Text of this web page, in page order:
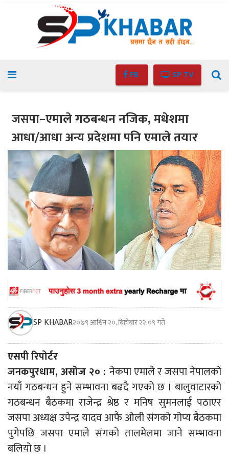
FB SP TV
जसपा–एमाले गठबन्धन नजिक, मधेशमा
आधा/आधा अन्य प्रदेशमा पनि एमाले तयार
SP KHABAR२०७९ आश्विन २०, बिहीबार २२:०९ गते
एसपी रिपोर्टर
जनकपुरधाम, असोज २० : नेकपा एमाले र जसपा नेपालको
नयाँ गठबन्धन हुने सम्भावना बढदै गएको छ । बालुवाटारको
गठबन्धन बैठकमा राजेन्द्र श्रेष्ठ र मनिष सुमनलाई पठाएर
जसपा अध्यक्ष उपेन्द्र यादव आफै ओली संगको गोप्य बैठकमा
पुगेपछि जसपा एमाले संगको तालमेलमा जाने सम्भावना
बलियो छ ।